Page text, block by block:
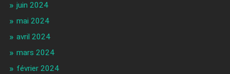
juin 2024
mai 2024
avril 2024
mars 2024
février 2024